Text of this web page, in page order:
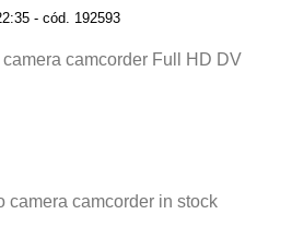
- cód. 192593
camcorder Full HD DV
camera camcorder in stock